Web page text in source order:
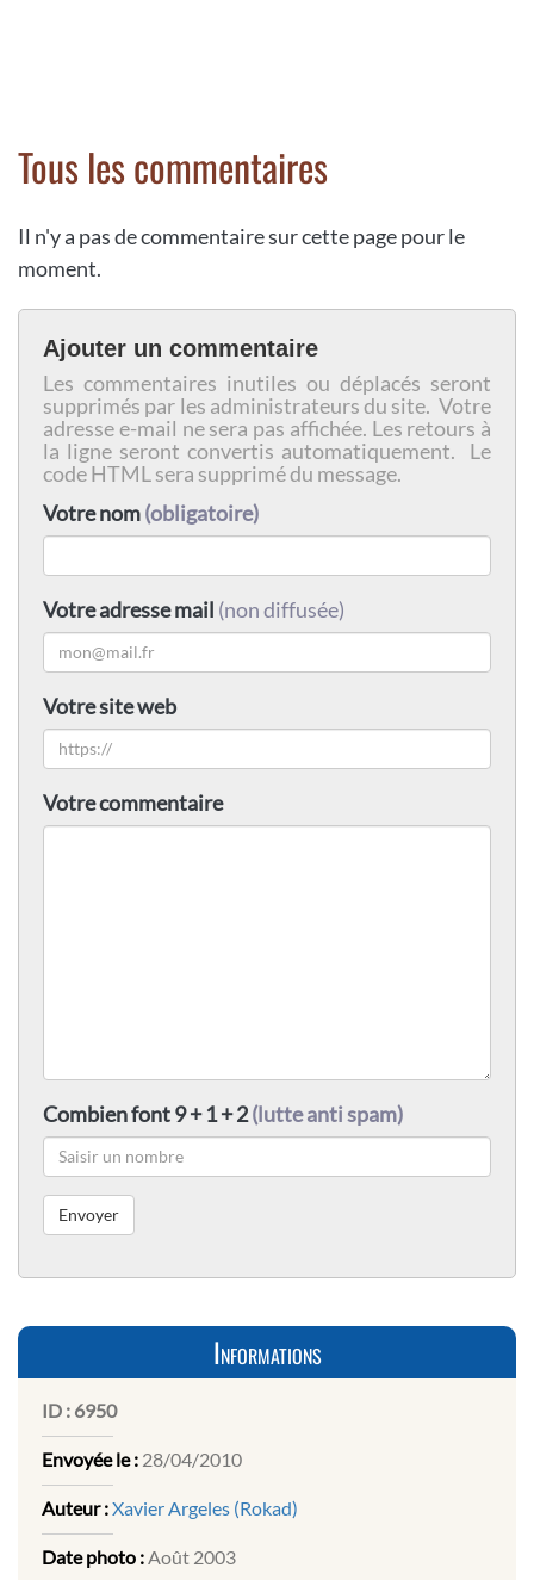
Tous les commentaires
Il n'y a pas de commentaire sur cette page pour le
moment.
Ajouter un commentaire
Les commentaires inutiles ou déplacés seront
supprimés par les administrateurs du site. Votre
adresse e-mail ne sera pas affichée. Les retours à
la ligne seront convertis automatiquement. Le
code HTML sera supprimé du message.
Votre nom(obligatoire)
Votre adresse mail (non diffusée)
Votre site web
Votre commentaire
Combien font 9 + 1 + 2(lutte anti spam)
Informations
ID : 6950
Envoyée le : 28/04/2010
Auteur :Xavier Argeles (Rokad)
Date photo :Août 2003